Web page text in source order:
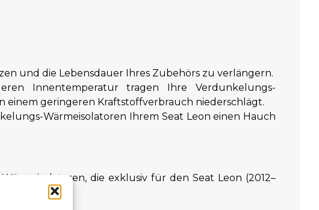
und die Lebensdauer Ihres Zubehörs zu verlängern.
Innentemperatur tragen Ihre Verdunkelungs-
einem geringeren Kraftstoffverbrauch niederschlägt.
Wärmeisolatoren Ihrem Seat Leon einen Hauch
die exklusiv für den Seat Leon (2012–